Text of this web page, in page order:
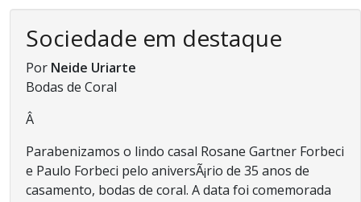
Sociedade em destaque
Por Neide Uriarte
Bodas de Coral
Â
Parabenizamos o lindo casal Rosane Gartner Forbeci
e Paulo Forbeci pelo aniversÃ¡rio de 35 anos de
casamento, bodas de coral. A data foi comemorada